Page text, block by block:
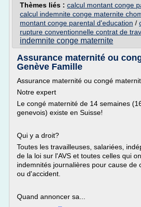
Thèmes liés : calcul montant conge
calcul indemnite conge maternite
montant conge parental d'education /
rupture conventionnelle contrat de
indemnite conge maternite
Assurance maternité ou
Genève Famille
Assurance maternité ou congé
Notre expert
Le congé maternité de 14 semaines
genevois) existe en Suisse!
Qui y a droit?
Toutes les travailleuses, salariées,
de la loi sur l'AVS et toutes celles qui
indemnités journalières pour cause de
ou d'accident.
Quand annoncer sa...